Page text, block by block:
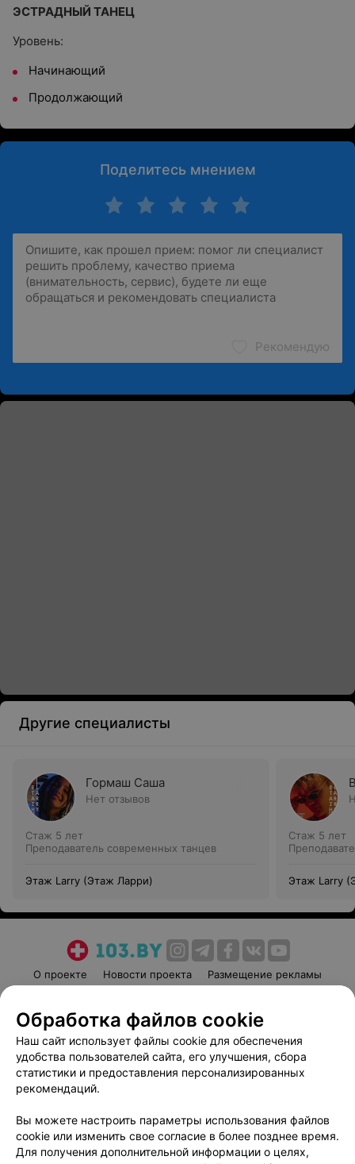
ЭСТРАДНЫЙ ТАНЕЦ
Уровень:
Начинающий
Продолжающий
Поделитесь мнением
Рекомендую
Другие специалисты
Гормаш Саша
Нет отзывов
Стаж 5 лет
Преподаватель современных танцев
Этаж Larry (Этаж Ларри)
Стаж 5 лет
Этаж Larry
О проекте Новости проекта
Размещение рекламы
Пользовательское соглашение
Способы оплаты
Вакансии
Партнеры
Написать руководителю 103.by
Обработка персональных данных
Обработка файлов cookie
Наш сайт использует файлы cookie для обеспечения
удобства пользователей сайта, его улучшения, сбора
статистики и предоставления персонализированных
рекомендаций.
Вы можете настроить параметры использования файлов
cookie или изменить свое согласие в более позднее время.
Для получения дополнительной информации о целях,